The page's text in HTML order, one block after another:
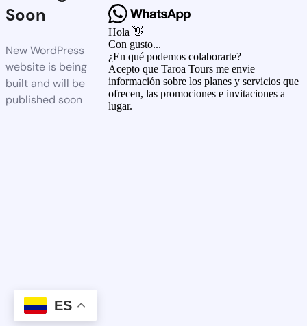
Soon
New WordPress
website is being
built and will be
published soon
ES
Hola 👋
Con gusto...
¿En qué podemos colaborarte?
Acepto que Taroa Tours me envie
información sobre los planes y servicios que
ofrecen, las promociones e invitaciones a
lugar.